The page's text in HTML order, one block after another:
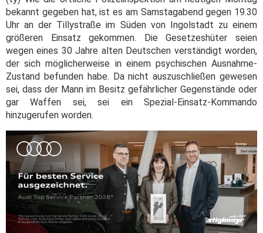
bekannt gegeben hat, ist es am Samstagabend gegen 19.30
Uhr an der Tillystraße im Süden von Ingolstadt zu einem
größeren Einsatz gekommen. Die Gesetzeshüter seien
wegen eines 30 Jahre alten Deutschen verständigt worden,
der sich möglicherweise in einem psychischen Ausnahme-
Zustand befunden habe. Da nicht auszuschließen gewesen
sei, dass der Mann im Besitz gefährlicher Gegenstände oder
gar Waffen sei, sei ein Spezial-Einsatz-Kommando
hinzugerufen worden.